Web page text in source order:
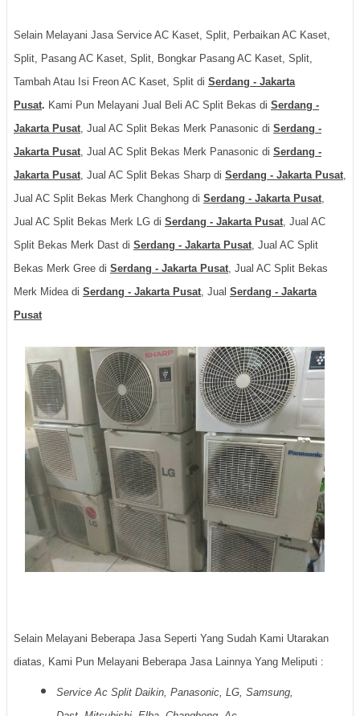
Selain Melayani Jasa Service AC Kaset, Split, Perbaikan AC Kaset,
Split, Pasang AC Kaset, Split, Bongkar Pasang AC Kaset, Split,
Tambah Atau Isi Freon AC Kaset, Split di Serdang - Jakarta
Pusat. Kami Pun Melayani Jual Beli AC Split Bekas di Serdang -
Jakarta Pusat, Jual AC Split Bekas Merk Panasonic di Serdang -
Jakarta Pusat, Jual AC Split Bekas Merk Panasonic di Serdang -
Jakarta Pusat, Jual AC Split Bekas Sharp di Serdang - Jakarta Pusat,
Jual AC Split Bekas Merk Changhong di Serdang - Jakarta Pusat,
Jual AC Split Bekas Merk LG di Serdang - Jakarta Pusat, Jual AC
Split Bekas Merk Dast di Serdang - Jakarta Pusat, Jual AC Split
Bekas Merk Gree di Serdang - Jakarta Pusat, Jual AC Split Bekas
Merk Midea di Serdang - Jakarta Pusat, Jual Serdang - Jakarta
Pusat
Selain Melayani Beberapa Jasa Seperti Yang Sudah Kami Utarakan
diatas, Kami Pun Melayani Beberapa Jasa Lainnya Yang Meliputi :
Service Ac Split Daikin, Panasonic, LG, Samsung,